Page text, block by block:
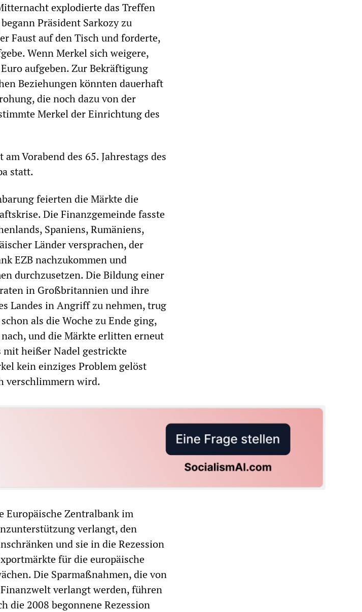
explodierte das Treffen
Präsident Sarkozy zu
Faust auf den Tisch und forderte,
Wenn Merkel sich weigere,
aufgeben. Zur Bekräftigung
Beziehungen könnten dauerhaft
die noch dazu von der
Merkel der Einrichtung des
Vorabend des 65. Jahrestags des
statt.
feierten die Märkte die
Die Finanzgemeinde fasste
Spaniens, Rumäniens,
Länder versprachen, der
EZB nachzukommen und
durchzusetzen. Die Bildung einer
in Großbritannien und ihre
Landes in Angriff zu nehmen, trug
als die Woche zu Ende ging,
und die Märkte erlitten erneut
mit heißer Nadel gestrickte
kein einziges Problem gelöst
verschlimmern wird.
Europäische Zentralbank im
verlangt, den
und sie in die Rezession
für die europäische
Die Sparmaßnahmen, die von
verlangt werden, führen
die 2008 begonnene Rezession